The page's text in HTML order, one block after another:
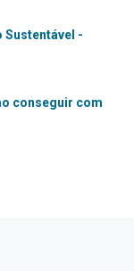
Sustentável -
conseguir com